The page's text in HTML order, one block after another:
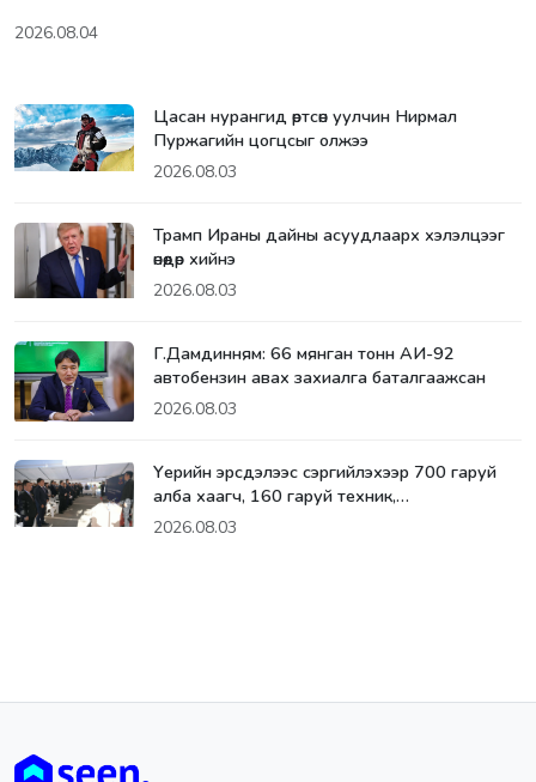
2026.08.04
Цасан нурангид өртсөн уулчин Нирмал
Пуржагийн цогцсыг олжээ
2026.08.03
Трамп Ираны дайны асуудлаарх хэлэлцээг
өнөөдөр хийнэ
2026.08.03
Г.Дамдинням: 66 мянган тонн АИ-92
автобензин авах захиалга баталгаажсан
2026.08.03
Үерийн эрсдэлээс сэргийлэхээр 700 гаруй
алба хаагч, 160 гаруй техник,…
2026.08.03